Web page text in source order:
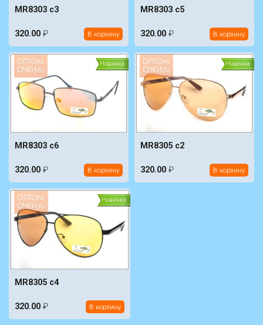
MR8303 c3
320.00 ₽ В корзину
MR8303 c5
320.00 ₽ В корзину
Новинка
MR8303 c6
320.00 ₽ В корзину
Новинка
MR8305 c2
320.00 ₽ В корзину
Новинка
MR8305 c4
320.00 ₽ В корзину